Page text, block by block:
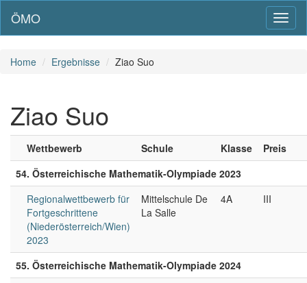
ÖMO
Home Ergebnisse Ziao Suo
Ziao Suo
Wettbewerb Schule Klasse
Preis
54. Österreichische Mathematik-Olympiade 2023
Regionalwettbewerb für
Fortgeschrittene
(Niederösterreich/Wien)
2023
Mittelschule De
La Salle
4A III
55. Österreichische Mathematik-Olympiade 2024